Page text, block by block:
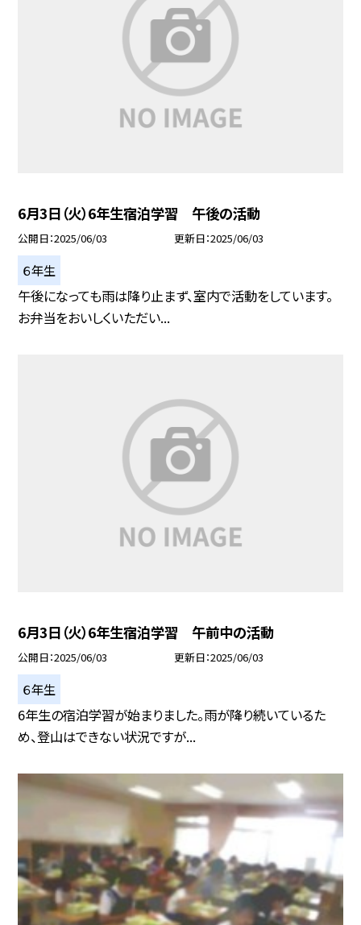
6月3日（火）6年生宿泊学習 午後の活動
公開日 2025/06/03 更新日 2025/06/03
６年生
午後になっても雨は降り止まず、室内で活動をしています。
お弁当をおいしくいただい...
6月3日（火）6年生宿泊学習 午前中の活動
公開日 2025/06/03 更新日 2025/06/03
６年生
6年生の宿泊学習が始まりました。雨が降り続いているた
め、登山はできない状況ですが...